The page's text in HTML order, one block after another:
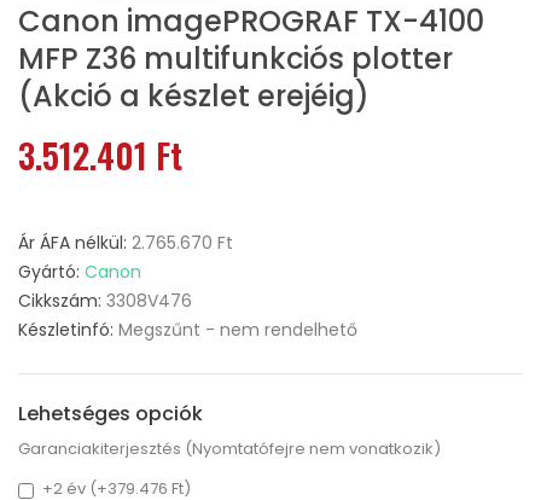
Canon imagePROGRAF TX-4100
MFP Z36 multifunkciós plotter
(Akció a készlet erejéig)
3.512.401 Ft
Ár ÁFA nélkül: 2.765.670 Ft
Gyártó: Canon
Cikkszám: 3308V476
Készletinfó: Megszűnt - nem rendelhető
Lehetséges opciók
Garanciakiterjesztés (Nyomtatófejre nem vonatkozik)
+2 év (+379.476 Ft)